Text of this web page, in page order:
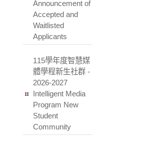
Announcement of
Accepted and
Waitlisted
Applicants
115學年度智慧媒
體學程新生社群 -
2026-2027
Intelligent Media
Program New
Student
Community